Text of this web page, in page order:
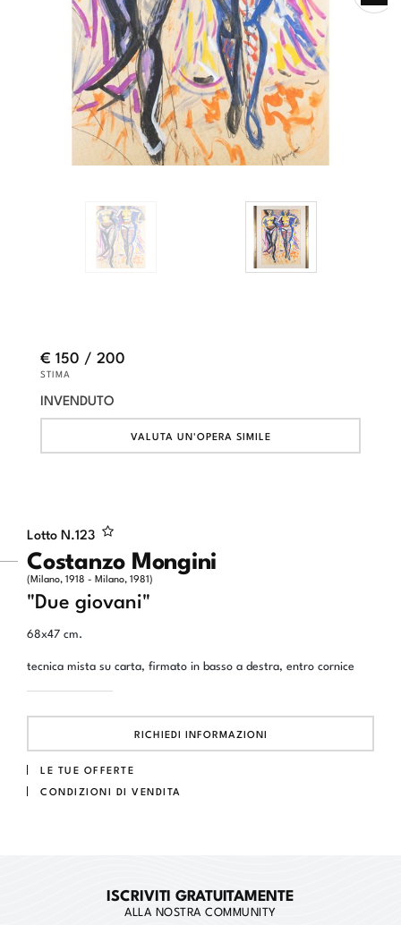
Lotto N.123
Costanzo Mongini
(Milano, 1918 - Milano, 1981)
"Due giovani"
68x47 cm.
tecnica mista su carta, firmato in basso a destra, entro cornice
RICHIEDI INFORMAZIONI
LE TUE OFFERTE
CONDIZIONI DI VENDITA
€ 150 / 200
STIMA
INVENDUTO
VALUTA UN'OPERA SIMILE
ISCRIVITI GRATUITAMENTE
ALLA NOSTRA COMMUNITY